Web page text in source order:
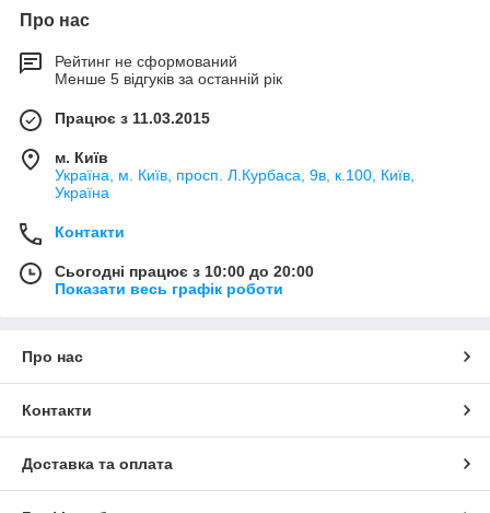
Про нас
Рейтинг не сформований
Менше 5 відгуків за останній рік
Працює з 11.03.2015
м. Київ
Україна, м. Київ, просп. Л.Курбаса, 9в, к.100, Київ,
Україна
Контакти
Сьогодні працює з 10:00 до 20:00
Показати весь графік роботи
Про нас
Контакти
Доставка та оплата